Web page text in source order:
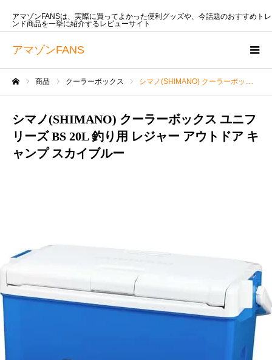
アマゾンFANS
アマゾンFANSは、実際に買ってよかった便利グッズや、今話題のおすすめトレ
ンド商品を一挙に紹介するレビューサイト
商品 クーラーボックス シマノ(SHIMANO) クーラーボックス ユニフリーズ BS 20L 釣り用 レジャー アウトドア キャンプ スカイブルー
シマノ(SHIMANO) クーラーボックス ユニフ
リーズ BS 20L 釣り用 レジャー アウトドア キ
ャンプ スカイブルー